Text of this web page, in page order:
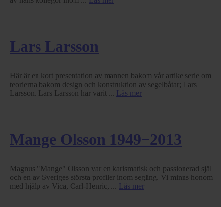
Lars Larsson
Här är en kort presentation av mannen bakom vår artikelserie om
teorierna bakom design och konstruktion av segelbåtar; Lars
Larsson. Lars Larsson har varit ... Läs mer
Mange Olsson 1949−2013
Magnus "Mange" Olsson var en karismatisk och passionerad själ
och en av Sveriges största profiler inom segling. Vi minns honom
med hjälp av Vica, Carl-Henric, ... Läs mer